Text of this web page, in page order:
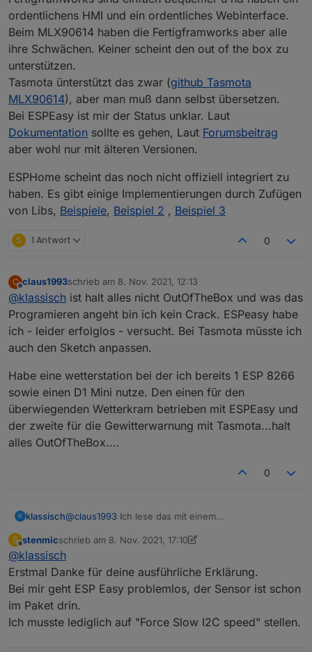
ordentlichens HMI und ein ordentliches Webinterface.
Beim MLX90614 haben die Fertigframworks aber alle
ihre Schwächen. Keiner scheint den out of the box zu
unterstützen.
Tasmota ünterstützt das zwar (github Tasmota
MLX90614), aber man muß dann selbst übersetzen.
Bei ESPEasy ist mir der Status unklar. Laut
Dokumentation sollte es gehen, Laut Forumsbeitrag
aber wohl nur mit älteren Versionen.
ESPHome scheint das noch nicht offiziell integriert zu
haben. Es gibt einige Implementierungen durch Zufügen
von Libs, Beispiele, Beispiel 2 , Beispiel 3
S 1 Antwort 0
C
Offline
claus1993schrieb am 8. Nov. 2021, 12:13
zuletzt editiert von
@klassisch ist halt alles nicht OutOfTheBox und was das
Programieren angeht bin ich kein Crack. ESPeasy habe
ich - leider erfolglos - versucht. Bei Tasmota müsste ich
auch den Sketch anpassen.
Habe eine wetterstation bei der ich bereits 1 ESP 8266
sowie einen D1 Mini nutze. Den einen für den
überwiegenden Wetterkram betrieben mit ESPEasy und
der zweite für die Gewitterwarnung mit Tasmota...halt
alles OutOfTheBox....
0
K klassisch@claus1993 Ich lese das mit einem
liefer die MLX Daten nach Homematic, ist recht
featurereich und dadurch leider unübersichtlich und
schwer zu warten. Das HMI ist nicht mehr zeitgemäß.
Meine Sensoren laufen prima damit, aber ich
entwickle das nicht mehr weiter. Die Fertigframworks
sind einfach bequemer u nd haben ein ordentlichens
HMI und ein ordentliches Webinterface.
ESPHome scheint das noch nicht offiziell integriert zu
haben. Es gibt einige Implementierungen durch
Zufügen von Libs, Beispiele,Beispiel 2,Beispiel 3
S
Offline
stenmicschrieb am 8. Nov. 2021, 17:10
zuletzt editiert von stenmic 11. Aug. 2021, 18:14
@klassisch
Erstmal Danke für deine ausführliche Erklärung.
Bei mir geht ESP Easy problemlos, der Sensor ist schon
im Paket drin.
Ich musste lediglich auf "Force Slow I2C speed" stellen.